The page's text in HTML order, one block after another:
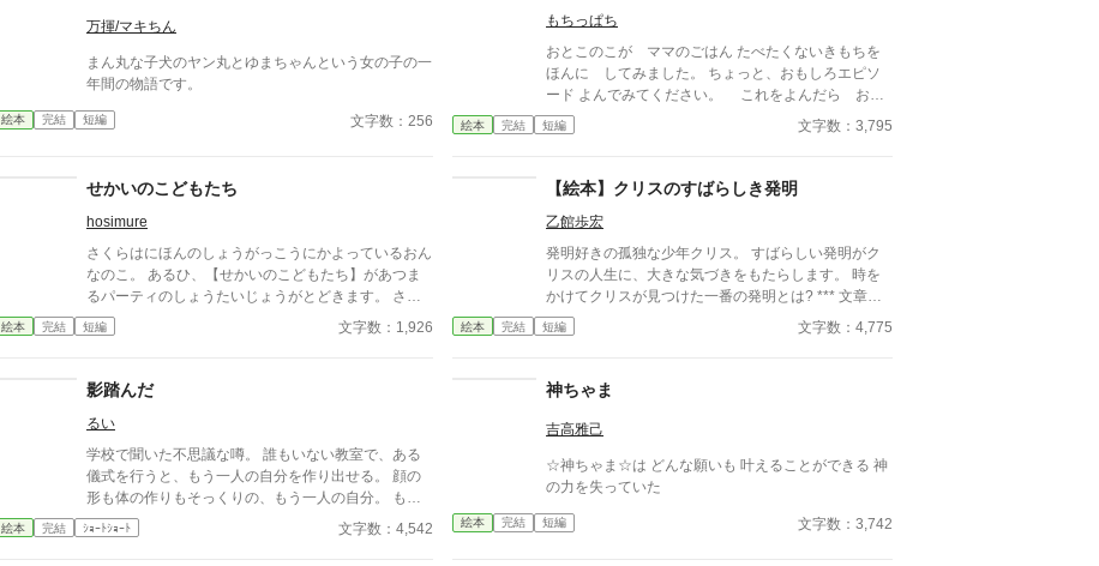
万揮/マキちん
まん丸な子犬のヤン丸とゆまちゃんという女の子の一
年間の物語です。
絵本 完結 短編 文字数：256
もちっぱち
おとこのこが ママのごはん たべたくないきもちを
ほんに してみました。 ちょっと、おもしろエピソ
ード よんでみてください。 これをよんだら おや
こで ハッピーに なれるかも？ 約３６００文字
あります。 ゆっくり読んで大体２０分以内で 読み終
うぞ。 表紙作画：ぽん太郎 様 2023.3.7更新
絵本 完結 短編 文字数：3,795
せかいのこどもたち
hosimure
さくらはにほんのしょうがっこうにかよっているおん
なのこ。 あるひ、【せかいのこどもたち】があつま
るパーティのしょうたいじょうがとどきます。 さく
らはパーティかいじょうにいくと……。 ☆使用して
いるイラストは「かわいいフリー素材集いらすとや」
お止めください。
絵本 完結 短編 文字数：1,926
【絵本】クリスのすばらしき発明
乙館歩宏
発明好きの孤独な少年クリス。 すばらしい発明がク
リスの人生に、大きな気づきをもたらします。 時を
かけてクリスが見つけた一番の発明とは? *** 文章はG
emini【AI】に手伝ってもらいました。文章のAI利用
の度合いに関わらず、AI作品としています。 画面構
（生成AI）様。
絵本 完結 短編 文字数：4,775
影踏んだ
るい
学校で聞いた不思議な噂。 誰もいない教室で、ある
儀式を行うと、もう一人の自分を作り出せる。 顔の
形も体の作りもそっくりの、もう一人の自分。 もし
もう一人の自分がいれば、学校を代わりに行ってもら
って、毎日ゲームし放題。めんどくさい塾だってサボ
絵本 完結 ｼｮｰﾄｼｮｰﾄ 文字数：4,542
神ちゃま
吉高雅己
☆神ちゃま☆は どんな願いも 叶えることができる 神
の力を失っていた
絵本 完結 短編 文字数：3,742